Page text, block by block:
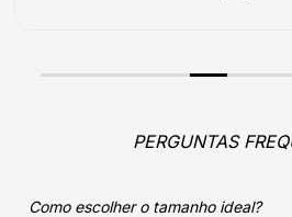
PERGUNTAS
Como escolher o tamanho ideal?